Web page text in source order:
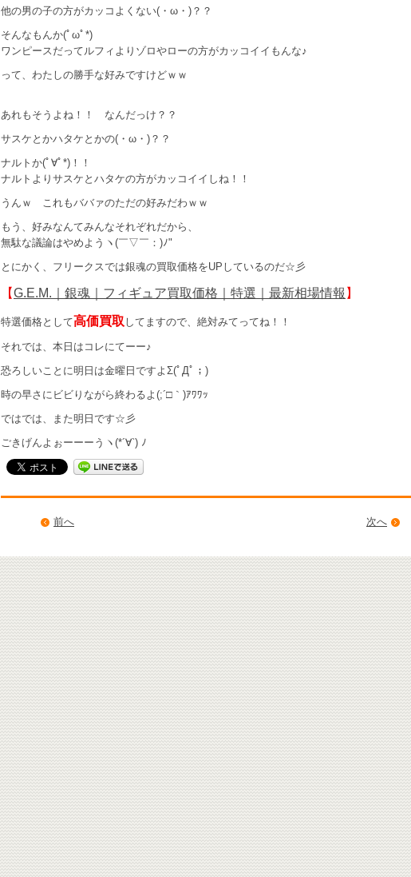
他の男の子の方がカッコよくない(・ω・)？？
そんなもんか(ﾟωﾟ*)
ワンピースだってルフィよりゾロやローの方がカッコイイもんな♪
って、わたしの勝手な好みですけどｗｗ
あれもそうよね！！ なんだっけ？？
サスケとかハタケとかの(・ω・)？？
ナルトか(ﾟ∀ﾟ*)！！
ナルトよりサスケとハタケの方がカッコイイしね！！
うんｗ これもババァのただの好みだわｗｗ
もう、好みなんてみんなそれぞれだから、
無駄な議論はやめようヽ(￣▽￣：)ﾉ"
とにかく、フリークスでは銀魂の買取価格をUPしているのだ☆彡
【G.E.M.｜銀魂｜フィギュア買取価格｜特選｜最新相場情報 】
特選価格として高価買取 してますので、絶対みてってね！！
それでは、本日はコレにてーー♪
恐ろしいことに明日は金曜日ですよΣ(ﾟДﾟ；)
時の早さにビビりながら終わるよ(;´□｀)ｱﾜﾜｯ
ではでは、また明日です☆彡
ごきげんよぉーーーうヽ(*´∀`) ﾉ
次へ
前へ